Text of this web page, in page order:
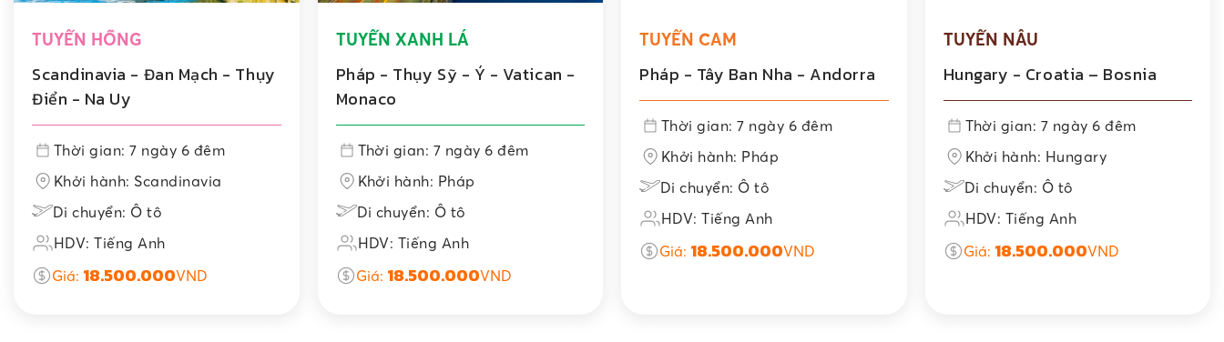
TUYẾN HỒNG
Scandinavia - Đan Mạch - Thụy
Điển - Na Uy
Thời gian: 7 ngày 6 đêm
Khởi hành: Scandinavia
Di chuyển: Ô tô
HDV: Tiếng Anh
Giá: 18.500.000VND
TUYẾN XANH LÁ
Pháp - Thụy Sỹ - Ý - Vatican -
Monaco
Thời gian: 7 ngày 6 đêm
Khởi hành: Pháp
Di chuyển: Ô tô
HDV: Tiếng Anh
Giá: 18.500.000VND
TUYẾN CAM
Pháp - Tây Ban Nha - Andorra
Thời gian: 7 ngày 6 đêm
Khởi hành: Pháp
Di chuyển: Ô tô
HDV: Tiếng Anh
Giá: 18.500.000VND
TUYẾN NÂU
Hungary - Croatia – Bosnia
Thời gian: 7 ngày 6 đêm
Khởi hành: Hungary
Di chuyển: Ô tô
HDV: Tiếng Anh
Giá: 18.500.000VND